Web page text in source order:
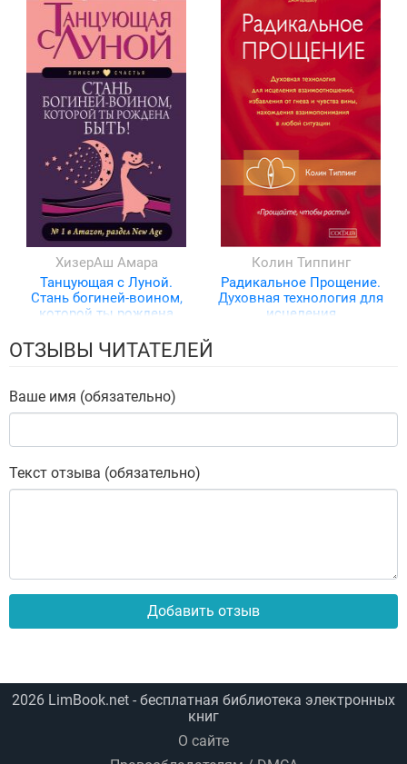
ХизерАш Амара
Танцующая с Луной.
Стань богиней-воином,
которой ты рождена
Колин Типпинг
Радикальное Прощение.
Духовная технология для
исцеления
ОТЗЫВЫ ЧИТАТЕЛЕЙ
Ваше имя (обязательно)
Текст отзыва (обязательно)
Добавить отзыв
2026 LimBook.net - бесплатная библиотека электронных
книг
О сайте